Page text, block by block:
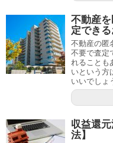
不動産
定できる
不動産の匿
不要で査定
れることも
いという方
いいでしょ
収益還
法】